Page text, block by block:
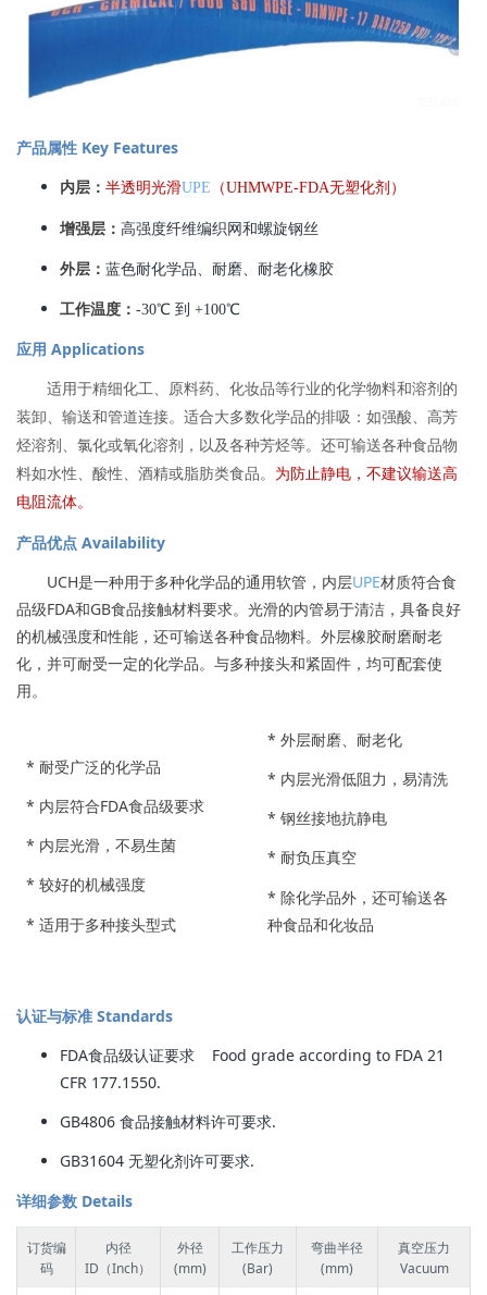
产品属性 Key Features
内层： 半透明光滑UPE （UHMWPE-FDA无塑化剂）
增强层： 高强度纤维编织网和螺旋钢丝
外层： 蓝色耐化学品、耐磨、耐老化橡胶
工作温度： -30℃ 到 +100℃
应用 Applications
适用于精细化工、原料药、化妆品等行业的化学物料和溶剂的
装卸、输送和管道连接。适合大多数化学品的排吸：如强酸、高芳
烃溶剂、氯化或氧化溶剂，以及各种芳烃等。还可输送各种食品物
料如水性、酸性、酒精或脂肪类食品。 为防止静电，不建议输送高
电阻流体。
产品优点 Availability
UCH是一种用于多种化学品的通用软管，内层UPE材质符合食
品级FDA和GB食品接触材料要求。光滑的内管易于清洁，具备良好
的机械强度和性能，还可输送各种食品物料。外层橡胶耐磨耐老
化，并可耐受一定的化学品。与多种接头和紧固件，均可配套使
用。
* 耐受广泛的化学品
* 内层符合FDA食品级要求
* 内层光滑，不易生菌
* 较好的机械强度
* 适用于多种接头型式
* 外层耐磨、耐老化
* 内层光滑低阻力，易清洗
* 钢丝接地抗静电
* 耐负压真空
* 除化学品外，还可输送各
种食品和化妆品
认证与标准 Standards
FDA食品级认证要求 Food grade according to FDA 21
CFR 177.1550.
GB4806 食品接触材料许可要求.
GB31604 无塑化剂许可要求.
详细参数 Details
订货编
码
内径
ID（Inch）
外径
(mm)
工作压力
(Bar)
弯曲半径
(mm)
真空压力
Vacuum